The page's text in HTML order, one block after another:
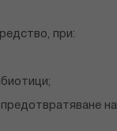
при: